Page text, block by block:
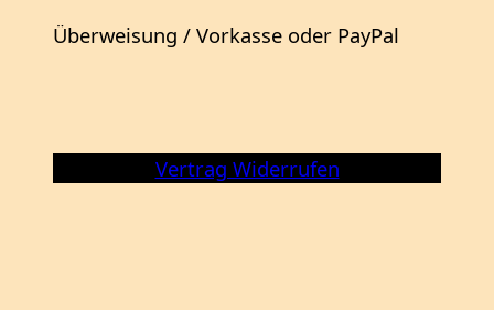
Überweisung / Vorkasse oder PayPal
Vertrag Widerrufen